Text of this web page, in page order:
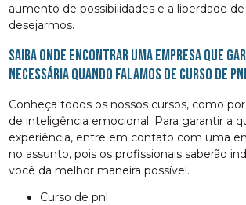
aumento de possibilidades e a liberdade
desejarmos.
Saiba onde encontrar uma empresa que
necessária quando falamos de curso de
Conheça todos os nossos cursos, como
de inteligência emocional. Para garantir a
experiência, entre em contato com uma
no assunto, pois os profissionais saberão
você da melhor maneira possível.
curso de pnl